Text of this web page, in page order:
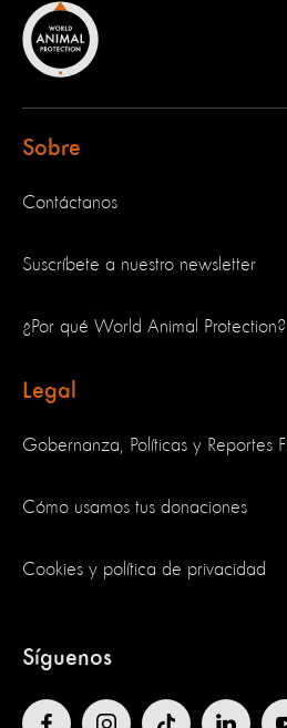
Sobre
Contáctanos
Suscríbete a nuestro newsletter
¿Por qué World Animal Protection?
Legal
Gobernanza, Políticas y Reportes
Cómo usamos tus donaciones
Cookies y política de privacidad
Síguenos